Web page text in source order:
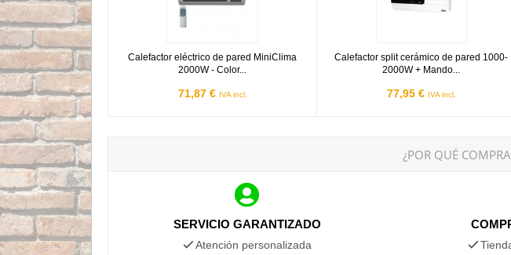
Calefactor eléctrico de pared MiniClima
2000W - Color...
71,87 € IVA incl.
Calefactor split cerámico de pared 1000-
2000W + Mando...
77,95 € IVA incl.
¿POR QUÉ
SERVICIO GARANTIZADO
Atención personalizada